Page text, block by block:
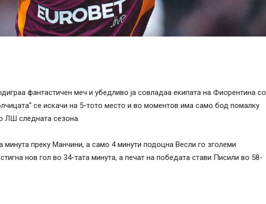
фантастичен меч и убедливо ја совладаа екипата на Фиорентина со
се искачи на 5-тото место и во моментов има само бод помалку
ЛШ следната сезона.
минута преку Манчини, а само 4 минути подоцна Весли го зголеми
нов гол во 34-тата минута, а печат на победата стави Писили во 58-